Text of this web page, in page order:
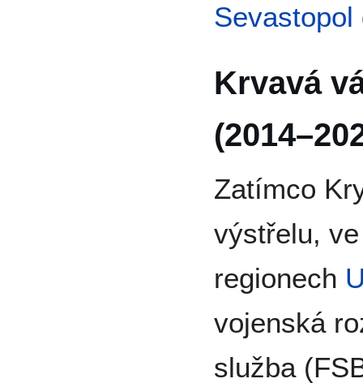
Sevastopol
Krvavá
Zatímco
výstřelu,
regionech
vojenská
služba